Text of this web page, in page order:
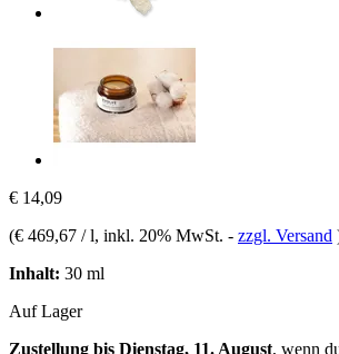
€ 14,09
(€ 469,67 / l, inkl. 20% MwSt. - zzgl. Versand
Inhalt: 30 ml
Auf Lager
Zustellung bis Dienstag, 11. August, wenn